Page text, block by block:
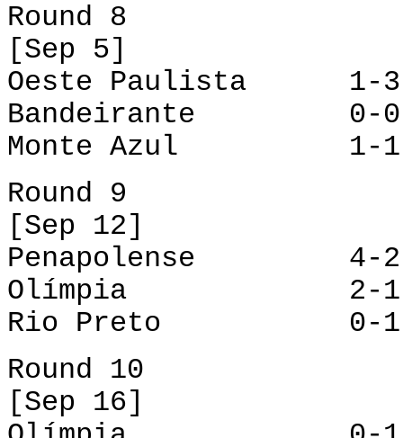
Round 8
[Sep 5]
Oeste Paulista 1-3
Bandeirante 0-0
Monte Azul 1-1
Round 9
[Sep 12]
Penapolense 4-2
Olímpia 2-1
Rio Preto 0-1
Round 10
[Sep 16]